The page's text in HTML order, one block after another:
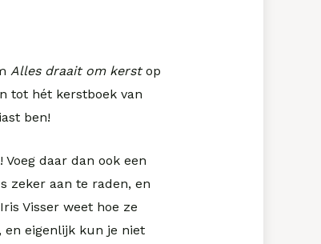
Alles draait om kerstop
tot hét kerstboek van
ben!
daar dan ook een
zeker aan te raden, en
Visser weet hoe ze
en eigenlijk kun je niet